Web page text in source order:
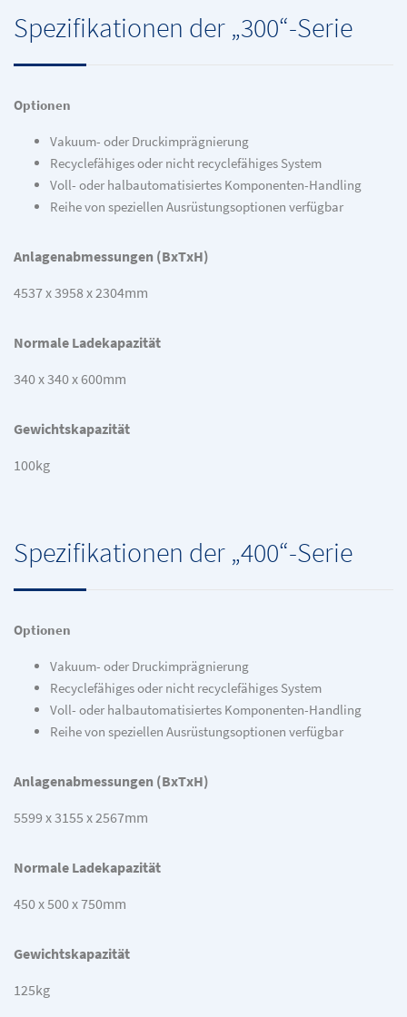
Spezifikationen der „300“-Serie
Optionen
Vakuum- oder Druckimprägnierung
Recyclefähiges oder nicht recyclefähiges System
Voll- oder halbautomatisiertes Komponenten-Handling
Reihe von speziellen Ausrüstungsoptionen verfügbar
Anlagenabmessungen (BxTxH)
4537 x 3958 x 2304mm
Normale Ladekapazität
340 x 340 x 600mm
Gewichtskapazität
100kg
Spezifikationen der „400“-Serie
Optionen
Vakuum- oder Druckimprägnierung
Recyclefähiges oder nicht recyclefähiges System
Voll- oder halbautomatisiertes Komponenten-Handling
Reihe von speziellen Ausrüstungsoptionen verfügbar
Anlagenabmessungen (BxTxH)
5599 x 3155 x 2567mm
Normale Ladekapazität
450 x 500 x 750mm
Gewichtskapazität
125kg